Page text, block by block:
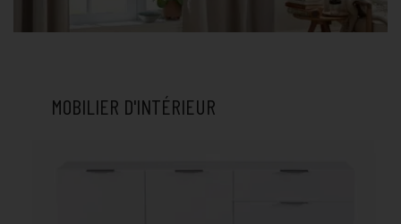
MOBILIER D'INTÉRIEUR